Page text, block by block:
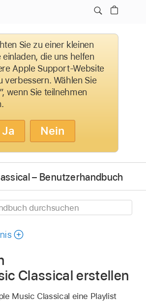
Sie zu einer kleinen
die uns helfen
Apple Support-Website
verbessern. Wählen Sie
wenn Sie teilnehmen
Ja Nein
– Benutzerhandbuch
Classical erstellen
Music Classical eine Playlist